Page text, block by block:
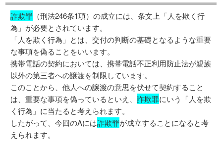
詐欺罪 （刑法246条1項）の成立には、条文上「人を欺く行
為」が必要とされています。
「人を欺く行為」とは、交付の判断の基礎となるような重要
な事項を偽ることをいいます。
携帯電話の契約においては、携帯電話不正利用防止法が親族
以外の第三者への譲渡を制限しています。
このことから、他人への譲渡の意思を伏せて契約すること
は、重要な事項を偽っているといえ、詐欺罪にいう「人を欺
く行為」に当たると考えられます。
したがって、今回のAには詐欺罪が成立することになると考
えられます。